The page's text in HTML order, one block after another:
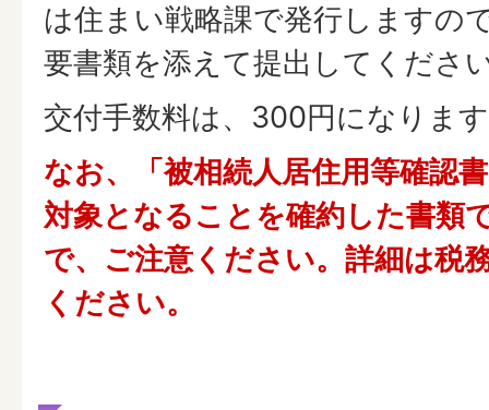
は住まい戦略課で発行しますの
要書類を添えて提出してくださ
交付手数料は、300円になりま
なお、「被相続人居住用等確認
対象となることを確約した書類
で、ご注意ください。詳細は税
ください。